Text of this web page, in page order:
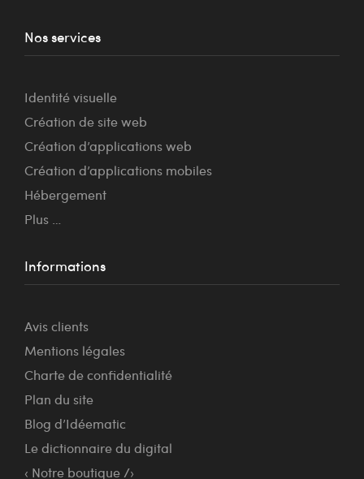
Nos services
Identité visuelle
Création de site web
Création d’applications web
Création d’applications mobiles
Hébergement
Plus …
Informations
Avis clients
Mentions légales
Charte de confidentialité
Plan du site
Blog d’Idéematic
Le dictionnaire du digital
‹ Notre boutique /›